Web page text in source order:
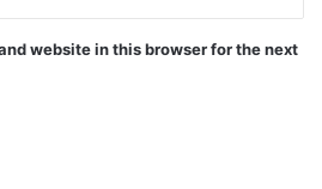
website in this browser for the next